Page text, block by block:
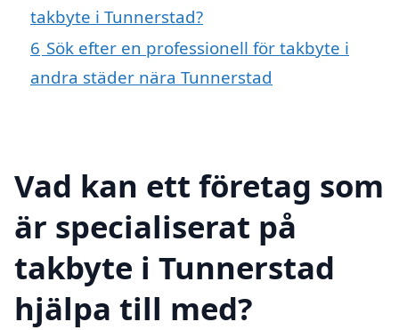
takbyte i Tunnerstad?
6 Sök efter en professionell för takbyte i
andra städer nära Tunnerstad
Vad kan ett företag som
är specialiserat på
takbyte i Tunnerstad
hjälpa till med?